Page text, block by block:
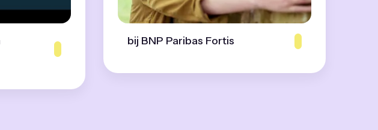
bij BNP Paribas Fortis